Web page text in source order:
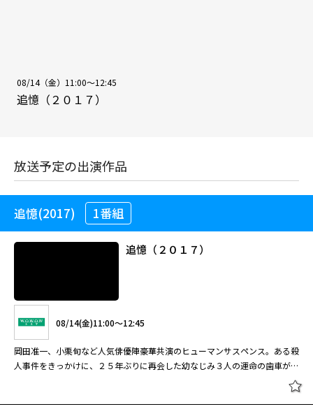
08/14（金）11:00～12:45
追憶（２０１７）
放送予定の出演作品
追憶(2017) 1番組
追憶（２０１７）
08/14(金)11:00～12:45
岡田准一、小栗旬など人気俳優陣豪華共演のヒューマンサスペンス。ある殺
人事件をきっかけに、２５年ぶりに再会した幼なじみ３人の運命の歯車が動